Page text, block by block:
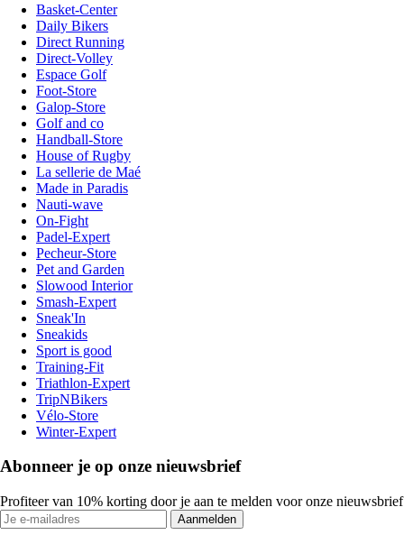
Basket-Center
Daily Bikers
Direct Running
Direct-Volley
Espace Golf
Foot-Store
Galop-Store
Golf and co
Handball-Store
House of Rugby
La sellerie de Maé
Made in Paradis
Nauti-wave
On-Fight
Padel-Expert
Pecheur-Store
Pet and Garden
Slowood Interior
Smash-Expert
Sneak'In
Sneakids
Sport is good
Training-Fit
Triathlon-Expert
TripNBikers
Vélo-Store
Winter-Expert
Abonneer je op onze nieuwsbrief
Profiteer van 10% korting door je aan te melden voor onze nieuwsbrief
Aanmelden